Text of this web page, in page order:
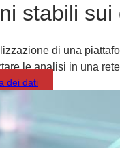
stabili sui
di una
le analisi in una
dei dati